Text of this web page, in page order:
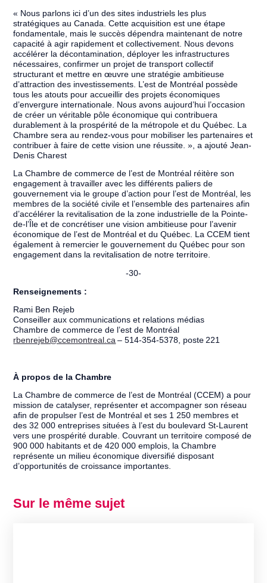
« Nous parlons ici d’un des sites industriels les plus
stratégiques au Canada. Cette acquisition est une étape
fondamentale, mais le succès dépendra maintenant de notre
capacité à agir rapidement et collectivement. Nous devons
accélérer la décontamination, déployer les infrastructures
nécessaires, confirmer un projet de transport collectif
structurant et mettre en œuvre une stratégie ambitieuse
d’attraction des investissements. L’est de Montréal possède
tous les atouts pour accueillir des projets économiques
d’envergure internationale. Nous avons aujourd’hui l’occasion
de créer un véritable pôle économique qui contribuera
durablement à la prospérité de la métropole et du Québec. La
Chambre sera au rendez-vous pour mobiliser les partenaires et
contribuer à faire de cette vision une réussite. », a ajouté Jean-
Denis Charest
La Chambre de commerce de l’est de Montréal réitère son
engagement à travailler avec les différents paliers de
gouvernement via le groupe d’action pour l’est de Montréal, les
membres de la société civile et l’ensemble des partenaires afin
d’accélérer la revitalisation de la zone industrielle de la Pointe-
de-l’Île et de concrétiser une vision ambitieuse pour l’avenir
économique de l’est de Montréal et du Québec. La CCEM tient
également à remercier le gouvernement du Québec pour son
engagement dans la revitalisation de notre territoire.
-30-
Renseignements :
Rami Ben Rejeb
Conseiller aux communications et relations médias
Chambre de commerce de l’est de Montréal
rbenrejeb@ccemontreal.ca – 514-354-5378, poste 221
À propos de la Chambre
La Chambre de commerce de l’est de Montréal (CCEM) a pour
mission de catalyser, représenter et accompagner son réseau
afin de propulser l’est de Montréal et ses 1 250 membres et
des 32 000 entreprises situées à l’est du boulevard St-Laurent
vers une prospérité durable. Couvrant un territoire composé de
900 000 habitants et de 420 000 emplois, la Chambre
représente un milieu économique diversifié disposant
d’opportunités de croissance importantes.
Sur le même sujet